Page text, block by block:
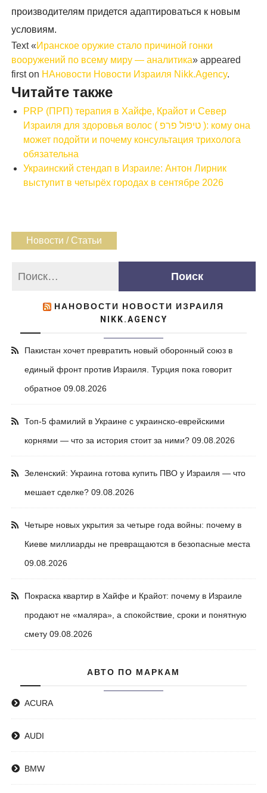
производителям придется адаптироваться к новым
условиям.
Text «Иранское оружие стало причиной гонки
вооружений по всему миру — аналитика» appeared
first on НАновости Новости Израиля Nikk.Agency.
Читайте также
PRP (ПРП) терапия в Хайфе, Крайот и Север
Израиля для здоровья волос ( טיפול פרפ ): кому она
может подойти и почему консультация трихолога
обязательна
Украинский стендап в Израиле: Антон Лирник
выступит в четырёх городах в сентябре 2026
Новости / Статьи
НАНОВОСТИ НОВОСТИ ИЗРАИЛЯ
NIKK.AGENCY
Пакистан хочет превратить новый оборонный союз в
единый фронт против Израиля. Турция пока говорит
обратное 09.08.2026
Топ-5 фамилий в Украине с украинско-еврейскими
корнями — что за история стоит за ними? 09.08.2026
Зеленский: Украина готова купить ПВО у Израиля — что
мешает сделке? 09.08.2026
Четыре новых укрытия за четыре года войны: почему в
Киеве миллиарды не превращаются в безопасные места
09.08.2026
Покраска квартир в Хайфе и Крайот: почему в Израиле
продают не «маляра», а спокойствие, сроки и понятную
смету 09.08.2026
АВТО ПО МАРКАМ
ACURA
AUDI
BMW